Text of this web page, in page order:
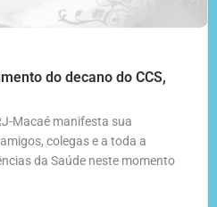
do decano do CCS,
Macaé manifesta sua
colegas e a toda a
da Saúde neste momento